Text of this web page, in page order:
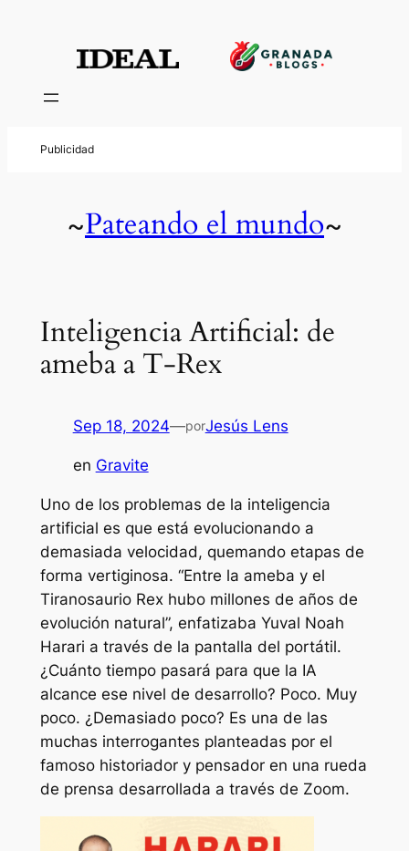
~Pateando el mundo~
Inteligencia Artificial: de
ameba a T-Rex
Sep 18, 2024—porJesús Lens
en Gravite
Uno de los problemas de la inteligencia
artificial es que está evolucionando a
demasiada velocidad, quemando etapas de
forma vertiginosa. “Entre la ameba y el
Tiranosaurio Rex hubo millones de años de
evolución natural”, enfatizaba Yuval Noah
Harari a través de la pantalla del portátil.
¿Cuánto tiempo pasará para que la IA
alcance ese nivel de desarrollo? Poco. Muy
poco. ¿Demasiado poco? Es una de las
muchas interrogantes planteadas por el
famoso historiador y pensador en una rueda
de prensa desarrollada a través de Zoom.